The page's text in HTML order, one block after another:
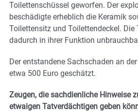
Toilettenschüssel geworfen. Der
beschädigte erheblich die Keramik
Toilettensitz und Toilettendeckel. Die
dadurch in ihrer Funktion
Der entstandene Sachschaden an
etwa 500 Euro geschätzt.
Zeugen, die sachdienliche Hinweise
etwaigen Tatverdächtigen geben